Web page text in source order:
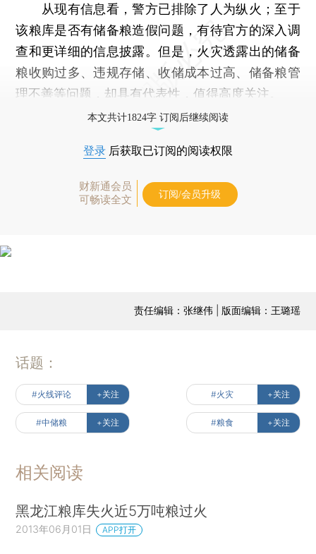
从现有信息看，警方已排除了人为纵火；至于
该粮库是否有储备粮造假问题，有待官方的深入调
查和更详细的信息披露。但是，火灾透露出的储备
粮收购过多、违规存储、收储成本过高、储备粮管
理不善等问题，却具有代表性，值得高度关注。
本文共计1824字 订阅后继续阅读
登录 后获取已订阅的阅读权限
财新通会员
可畅读全文
订阅/会员升级
责任编辑：张继伟 | 版面编辑：王璐瑶
话题：
#火线评论 +关注 #火灾 +关注
#中储粮 +关注 #粮食 +关注
相关阅读
黑龙江粮库失火近5万吨粮过火
2013年06月01日 APP打开